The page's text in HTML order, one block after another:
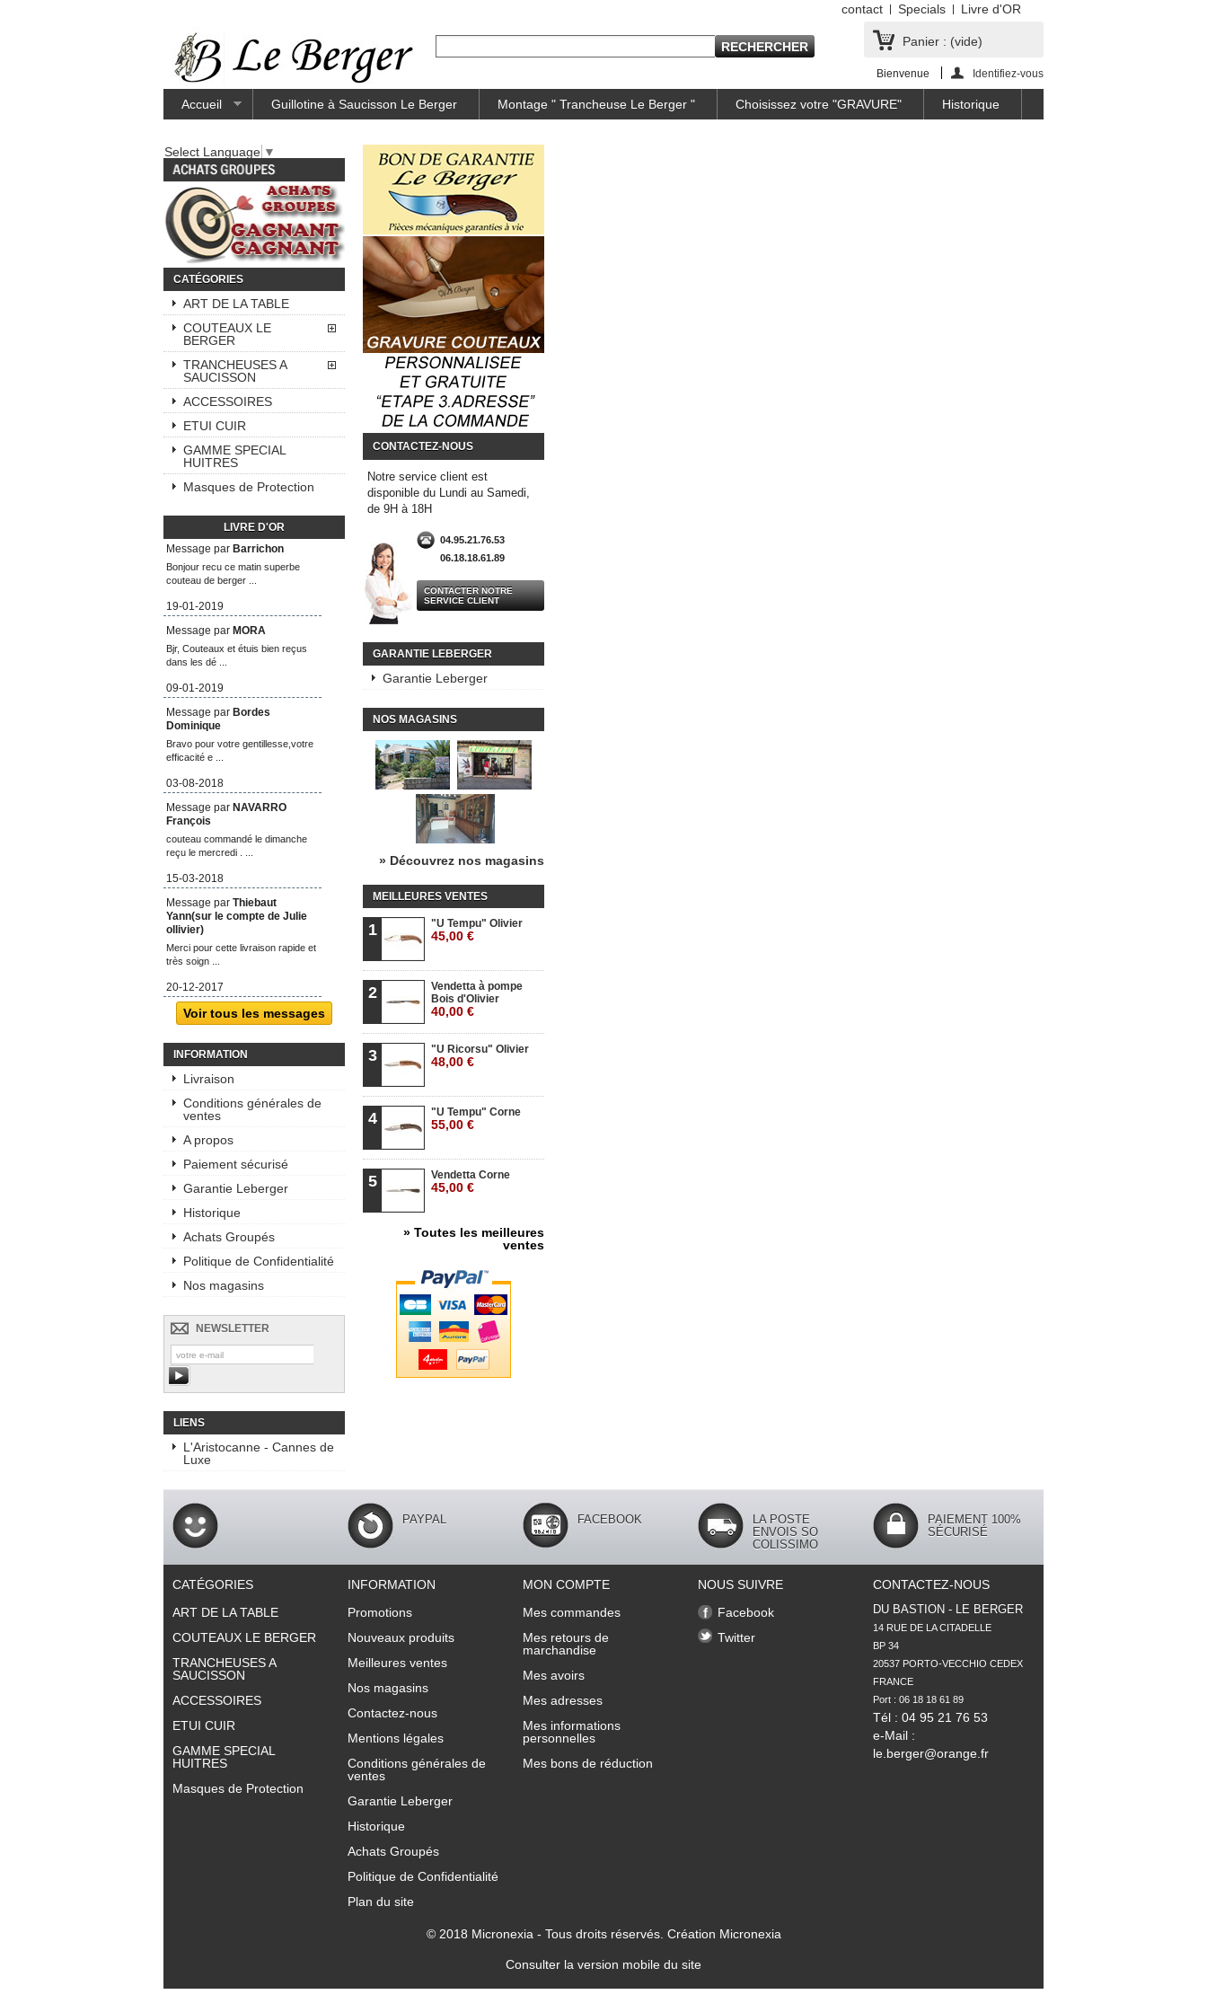
contact Specials Livre d'OR
Panier : (vide)
Bienvenue Identifiez-vous
Accueil Guillotine à Saucisson Le Berger Montage " Trancheuse Le Berger " Choisissez votre "GRAVURE" Historique
Select Language ▼
CATÉGORIES
ART DE LA TABLE
COUTEAUX LE
BERGER
TRANCHEUSES A
SAUCISSON
ACCESSOIRES
ETUI CUIR
GAMME SPECIAL
HUITRES
Masques de Protection
LIVRE D'OR
Message par Barrichon
Bonjour recu ce matin superbe
couteau de berger ...
19-01-2019
Message par MORA
Bjr, Couteaux et étuis bien reçus
dans les dé ...
09-01-2019
Message par Bordes
Dominique
Bravo pour votre gentillesse,votre
efficacité e ...
03-08-2018
Message par NAVARRO
François
couteau commandé le dimanche
reçu le mercredi . ...
15-03-2018
Message par Thiebaut
Yann(sur le compte de Julie
ollivier)
Merci pour cette livraison rapide et
très soign ...
20-12-2017
Voir tous les messages
INFORMATION
Livraison
Conditions générales de
ventes
A propos
Paiement sécurisé
Garantie Leberger
Historique
Achats Groupés
Politique de Confidentialité
Nos magasins
NEWSLETTER
LIENS
L'Aristocanne - Cannes de
Luxe
CONTACTEZ-NOUS
Notre service client est
disponible du Lundi au Samedi,
de 9H à 18H
04.95.21.76.53
06.18.18.61.89
CONTACTER NOTRE
SERVICE CLIENT
GARANTIE LEBERGER
Garantie Leberger
NOS MAGASINS
» Découvrez nos magasins
MEILLEURES VENTES
1 "U Tempu" Olivier
45,00 €
2
Vendetta à pompe
Bois d'Olivier
40,00 €
3 "U Ricorsu" Olivier
48,00 €
4 "U Tempu" Corne
55,00 €
5 Vendetta Corne
45,00 €
» Toutes les meilleures
ventes
PAYPAL FACEBOOK
LA POSTE
ENVOIS SO
COLISSIMO
PAIEMENT 100%
SÉCURISÉ
CATÉGORIES
ART DE LA TABLE
COUTEAUX LE BERGER
TRANCHEUSES A
SAUCISSON
ACCESSOIRES
ETUI CUIR
GAMME SPECIAL
HUITRES
Masques de Protection
INFORMATION
Promotions
Nouveaux produits
Meilleures ventes
Nos magasins
Contactez-nous
Mentions légales
Conditions générales de
ventes
Garantie Leberger
Historique
Achats Groupés
Politique de Confidentialité
Plan du site
MON COMPTE
Mes commandes
Mes retours de
marchandise
Mes avoirs
Mes adresses
Mes informations
personnelles
Mes bons de réduction
NOUS SUIVRE
Facebook
Twitter
CONTACTEZ-NOUS
DU BASTION - LE BERGER
14 RUE DE LA CITADELLE
BP 34
20537 PORTO-VECCHIO CEDEX
FRANCE
Tél : 04 95 21 76 53
e-Mail :
le.berger@orange.fr
© 2018 Micronexia- Tous droits réservés. Création Micronexia
Consulter la version mobile du site